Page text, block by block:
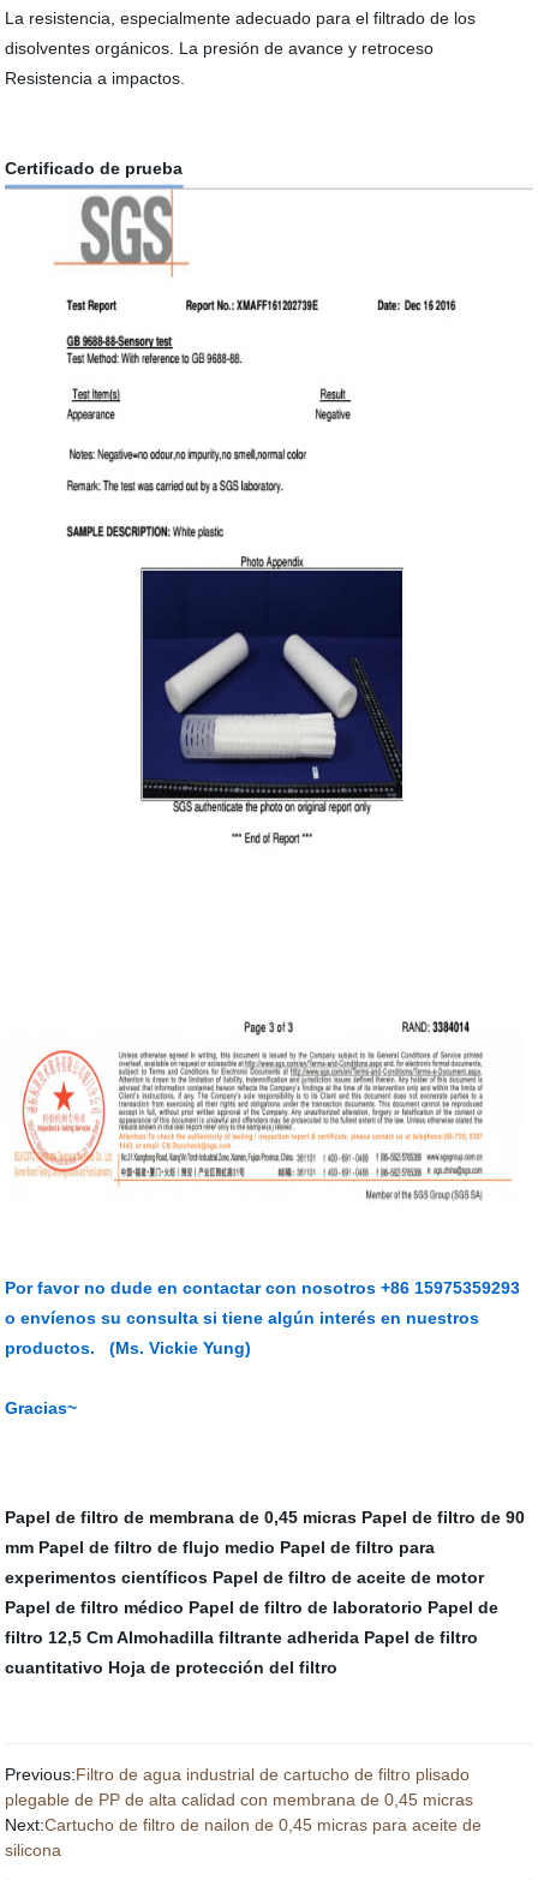
La resistencia, especialmente adecuado para el filtrado de los
disolventes orgánicos. La presión de avance y retroceso
Resistencia a impactos.
Certificado de prueba
Por favor no dude en contactar con nosotros +86 15975359293
o envíenos su consulta si tiene algún interés en nuestros
productos. (Ms. Vickie Yung)
Gracias~
Papel de filtro de membrana de 0,45 micras Papel de filtro de 90
mm Papel de filtro de flujo medio Papel de filtro para
experimentos científicos Papel de filtro de aceite de motor
Papel de filtro médico Papel de filtro de laboratorio Papel de
filtro 12,5 Cm Almohadilla filtrante adherida Papel de filtro
cuantitativo Hoja de protección del filtro
Previous:Filtro de agua industrial de cartucho de filtro plisado
plegable de PP de alta calidad con membrana de 0,45 micras
Next:Cartucho de filtro de nailon de 0,45 micras para aceite de
silicona